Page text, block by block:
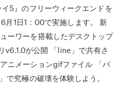
5』のフリーウィークエンドを
月1日1：00で実施します。 新
ーワーを搭載したデスクトップ
v6.1.0が公開 「line」で共有さ
ニメーションgifファイル 「バ
で究極の破壊を体験しよう。